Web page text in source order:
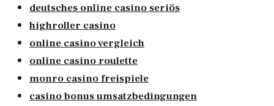
deutsches online casino seriös
highroller casino
online casino vergleich
online casino roulette
monro casino freispiele
casino bonus umsatzbedingungen